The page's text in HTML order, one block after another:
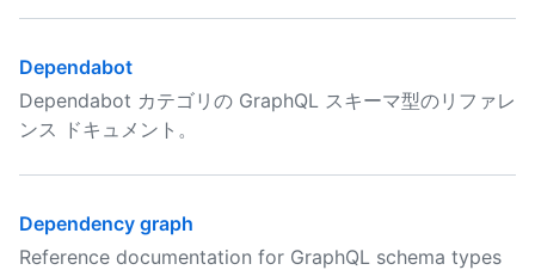
Dependabot
Dependabot カテゴリの GraphQL スキーマ型のリファレ
ンス ドキュメント。
Dependency graph
Reference documentation for GraphQL schema types